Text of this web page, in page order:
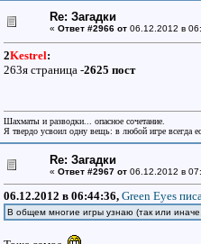
Re: Загадки
« Ответ #2966 от06.12.2012 в
2Kestrel:
263я страница -2625 пост
Шахматы и разводки... опасное сочетание.
Я твердо усвоил одну вещь: в любой игре всегда
Re: Загадки
« Ответ #2967 от06.12.2012 в
06.12.2012 в 06:44:36, Green Eyes
В общем многие игры узнаю (так или